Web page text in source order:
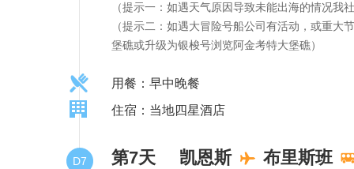
（提示一：如遇天气原因导致未能出海的情况
（提示二：如遇大冒险号船公司有活动，或重
堡礁或升级为银梭号浏览阿金考特大堡礁）
用餐：早中晚餐
住宿：当地四星酒店
D7 第7天 凯恩斯 布里斯班